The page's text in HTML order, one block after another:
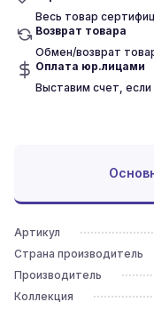
Весь товар
Возврат товара
Обмен/возврат
Оплата юр.лицами
Выставим счет,
Артикул
Страна производитель
Производитель
Коллекция